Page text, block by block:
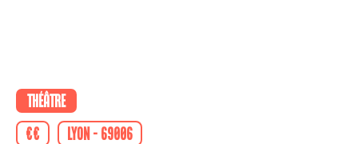
Théâtre
€€
Lyon - 69006